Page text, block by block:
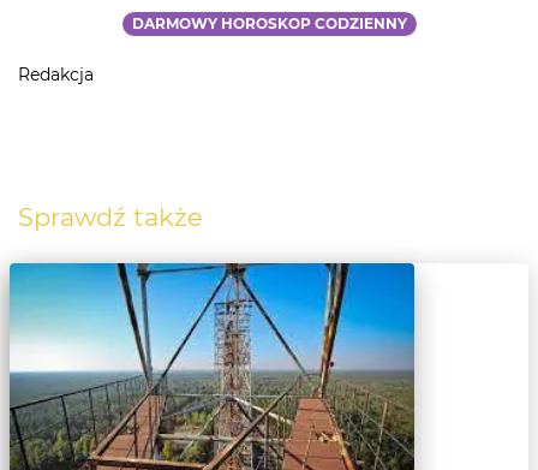
DARMOWY HOROSKOP CODZIENNY
Redakcja
Sprawdź także